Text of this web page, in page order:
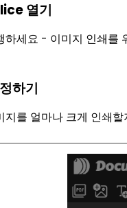
열기
세요 - 이미지 인쇄를
하기
를 얼마나 크게 인쇄